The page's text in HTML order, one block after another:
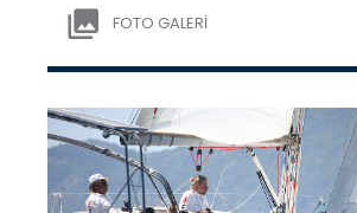
FOTO GALERİ